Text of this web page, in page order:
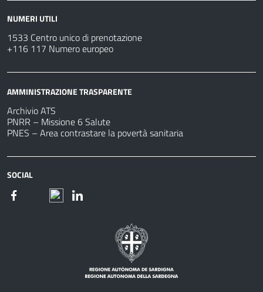
NUMERI UTILI
1533 Centro unico di prenotazione
+116 117 Numero europeo
AMMINISTRAZIONE TRASPARENTE
Archivio ATS
PNRR – Missione 6 Salute
PNES – Area contrastare la povertà sanitaria
SOCIAL